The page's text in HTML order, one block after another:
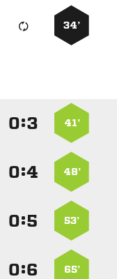
34’
41’
:
48’
:
53’
:
65’
: